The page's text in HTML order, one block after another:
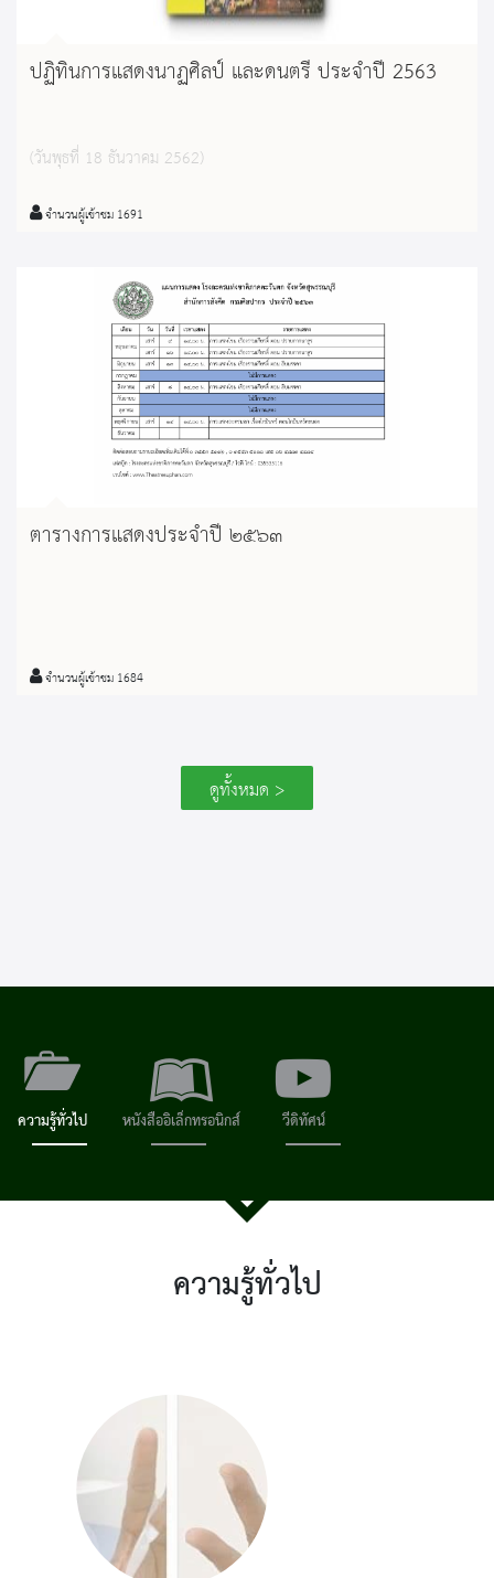
ปฏิทินการแสดงนาฏศิลป์ และดนตรี ประจำปี 2563
(วันพุธที่ 18 ธันวาคม 2562)
จำนวนผู้เข้าชม 1691
ตารางการแสดงประจำปี ๒๕๖๓
จำนวนผู้เข้าชม 1684
ดูทั้งหมด >
ความรู้ทั่วไป หนังสืออิเล็กทรอนิกส์ วีดิทัศน์
ความรู้ทั่วไป